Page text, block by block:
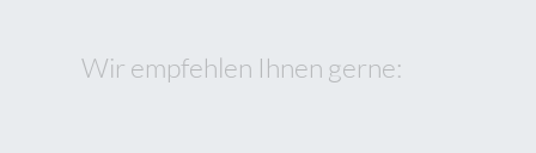
Wir empfehlen Ihnen gerne: